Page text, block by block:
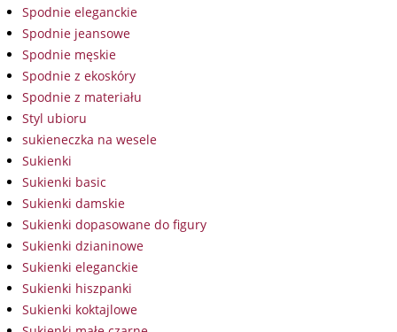
Spodnie eleganckie
Spodnie jeansowe
Spodnie męskie
Spodnie z ekoskóry
Spodnie z materiału
Styl ubioru
sukieneczka na wesele
Sukienki
Sukienki basic
Sukienki damskie
Sukienki dopasowane do figury
Sukienki dzianinowe
Sukienki eleganckie
Sukienki hiszpanki
Sukienki koktajlowe